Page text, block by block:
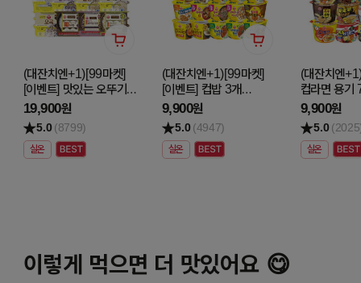
(대잔치엔+1)[99마켓]
[이벤트] 맛있는 오뚜기밥
최대 4입 5개 골라담기
19,900원
5.0 (8799)
실온
(대잔치엔+1)[99마켓]
[이벤트] 컵밥 3개
골라담기
9,900원
5.0 (4947)
실온
(대잔치엔
컵라면 용기
골라담기
9,900원
5.0
실온
이렇게 먹으면 더 맛있어요 😋